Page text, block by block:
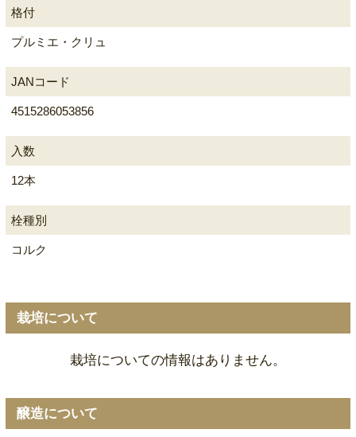
格付
プルミエ・クリュ
JANコード
4515286053856
入数
12本
栓種別
コルク
栽培について
栽培についての情報はありません。
醸造について